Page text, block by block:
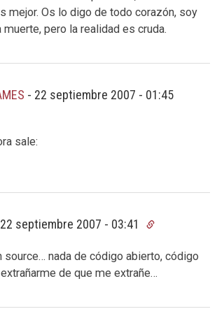
mejor. Os lo digo de todo corazón, soy
muerte, pero la realidad es cruda.
- 22 septiembre 2007 - 01:45
sale:
22 septiembre 2007 - 03:41
source… nada de código abierto, código
de que me extrañe…